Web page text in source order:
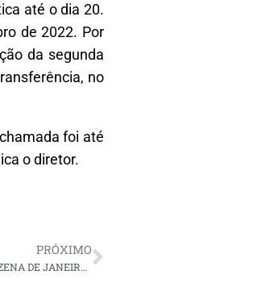
até o dia 20.
de 2022. Por
da segunda
no
foi até
o diretor.
PRÓXIMO
DIÁRIAS OPERACIONAIS ATRASADAS DEVERÃO SER PAGAS NA 2ª QUINZENA DE JANEIRO, AFIRMA CORONEL ARAÚJO